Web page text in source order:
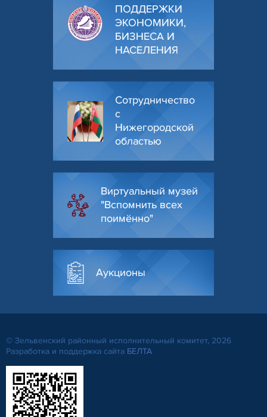
ПОДДЕРЖКИ
ЭКОНОМИКИ,
БИЗНЕСА И
НАСЕЛЕНИЯ
Сотрудничество
с
Нижегородской
областью
Виртуальный музей
"Вспомнить всех
поимённо"
Аукционы
© Зельвенский районный исполнительный комитет, 2026
Разработка и поддержка сайта БЕЛТА